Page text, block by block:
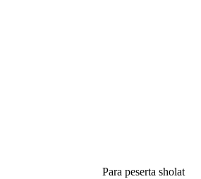
Para peserta sholat